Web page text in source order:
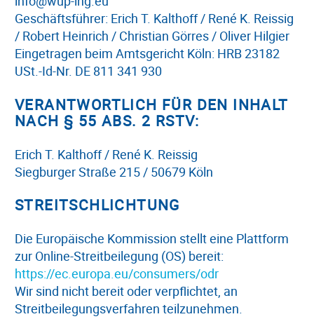
Geschäftsführer: Erich T. Kalthoff / René K. Reissig
/ Robert Heinrich / Christian Görres / Oliver Hilgier
Eingetragen beim Amtsgericht Köln: HRB 23182
USt.-Id-Nr. DE 811 341 930
VERANTWORTLICH FÜR DEN INHALT
NACH § 55 ABS. 2 RSTV:
Erich T. Kalthoff / René K. Reissig
Siegburger Straße 215 / 50679 Köln
STREITSCHLICHTUNG
Die Europäische Kommission stellt eine Plattform
zur Online-Streitbeilegung (OS) bereit:
https://ec.europa.eu/consumers/odr
Wir sind nicht bereit oder verpflichtet, an
Streitbeilegungsverfahren teilzunehmen.